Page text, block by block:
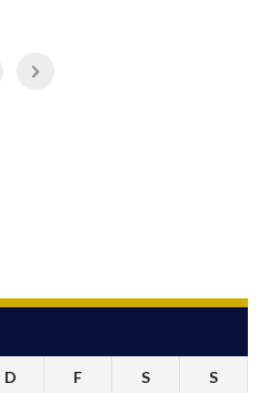
D F S S